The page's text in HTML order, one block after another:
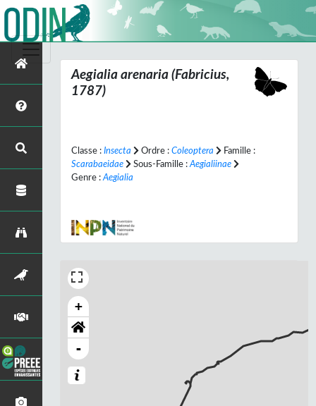
Aegialia arenaria (Fabricius,
1787)
Classe : Insecta Ordre : Coleoptera
Famille :
Scarabaeidae
Sous-Famille : Aegialiinae
Genre : Aegialia
+
-